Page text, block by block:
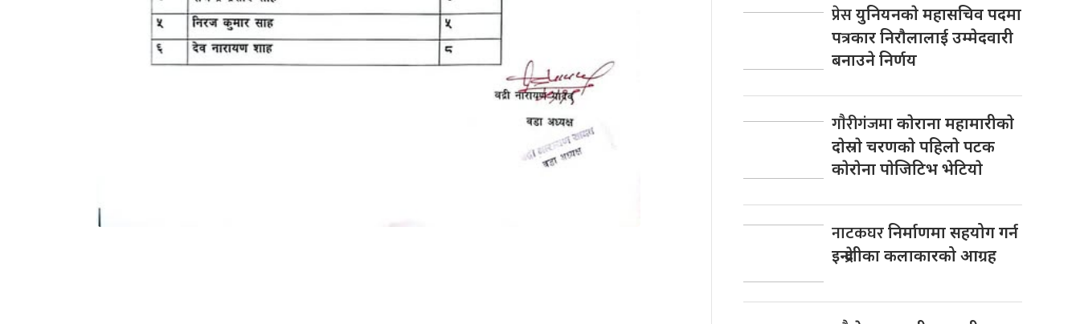
प्रेसयुनियनकाे महासचिव पदमा
पत्रकार निराैलालाई उम्मेदवारी
बनाउने निर्णय
गाैरीगंजमाकाेराना महामारीकाे
दाेस्राे चरणकाे पहिलाे पटक
काेराेना पाेजिटिभ भेटियाे
नाटकघरनिर्माणमा सहयोग गर्न
इन्द्रेणीका कलाकारको आग्रह